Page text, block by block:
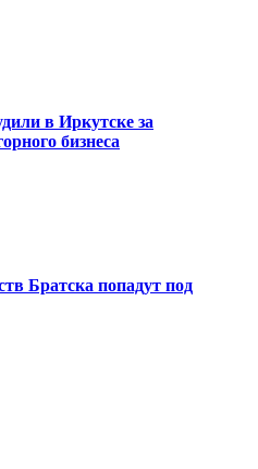
в Иркутске за
бизнеса
Братска попадут под